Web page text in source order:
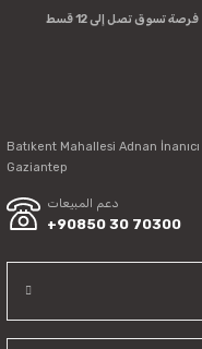
There should be
فرصة تسوق تصل إلى 12 قسط
Batıkent Mahallesi Adnan
Gaziantep
دعم المبيعات
+90850 30 70300